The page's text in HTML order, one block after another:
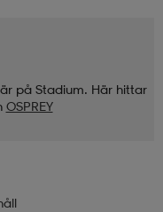
på Stadium. Här hittar
OSPREY